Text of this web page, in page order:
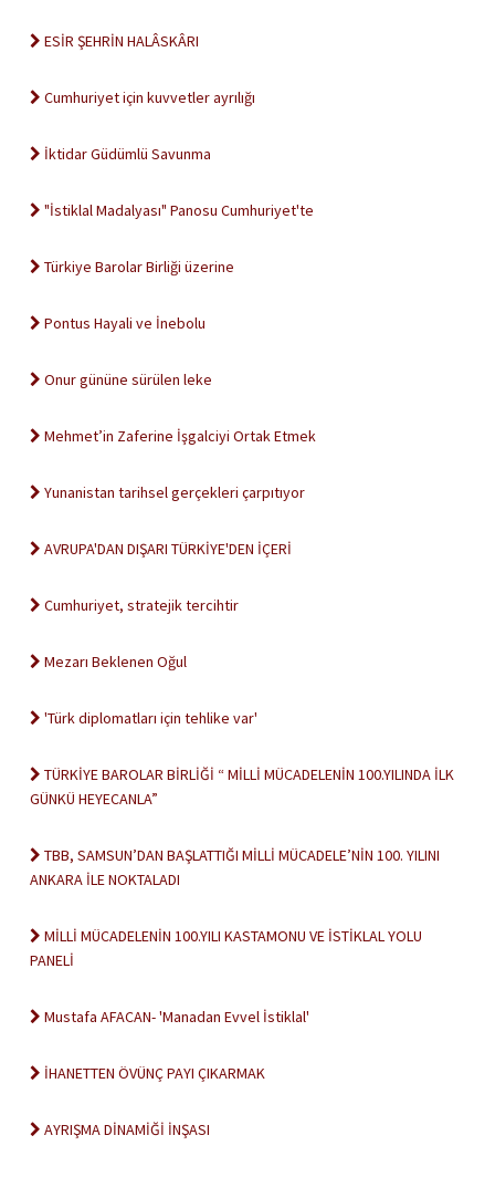
ESİR ŞEHRİN HALÂSKÂRI
Cumhuriyet için kuvvetler ayrılığı
İktidar Güdümlü Savunma
"İstiklal Madalyası" Panosu Cumhuriyet'te
Türkiye Barolar Birliği üzerine
Pontus Hayali ve İnebolu
Onur gününe sürülen leke
Mehmet’in Zaferine İşgalciyi Ortak Etmek
Yunanistan tarihsel gerçekleri çarpıtıyor
AVRUPA'DAN DIŞARI TÜRKİYE'DEN İÇERİ
Cumhuriyet, stratejik tercihtir
Mezarı Beklenen Oğul
'Türk diplomatları için tehlike var'
TÜRKİYE BAROLAR BİRLİĞİ “ MİLLİ MÜCADELENİN 100.YILINDA İLK
GÜNKÜ HEYECANLA”
TBB, SAMSUN’DAN BAŞLATTIĞI MİLLİ MÜCADELE’NİN 100. YILINI
ANKARA İLE NOKTALADI
MİLLİ MÜCADELENİN 100.YILI KASTAMONU VE İSTİKLAL YOLU
PANELİ
Mustafa AFACAN- 'Manadan Evvel İstiklal'
İHANETTEN ÖVÜNÇ PAYI ÇIKARMAK
AYRIŞMA DİNAMİĞİ İNŞASI